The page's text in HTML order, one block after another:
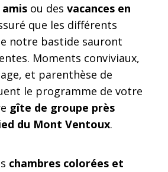
ou des vacances en
que les différents
notre bastide sauront
Moments conviviaux,
et parenthèse de
le programme de votre
gîte de groupe près
du Mont Ventoux.
chambres colorées et